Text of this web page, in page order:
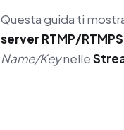
Questa guida ti
server RTMP/RTMPS
Name/Keynelle